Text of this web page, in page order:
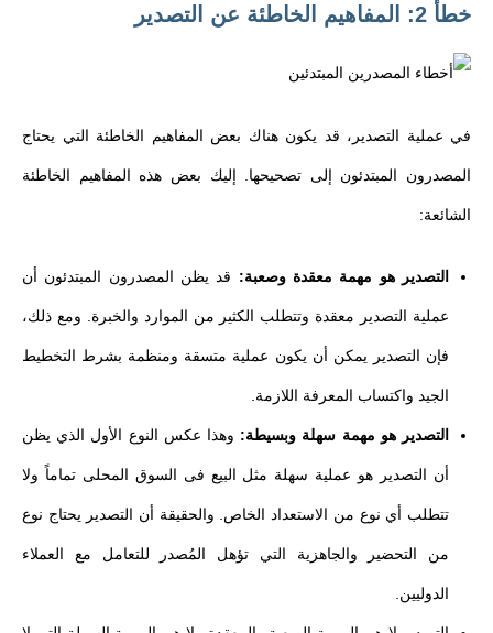
خطأ 2: المفاهيم الخاطئة عن التصدير
في عملية التصدير، قد يكون هناك بعض المفاهيم الخاطئة التي يحتاج
المصدرون المبتدئون إلى تصحيحها. إليك بعض هذه المفاهيم الخاطئة
الشائعة:
التصدير هو مهمة معقدة وصعبة: قد يظن المصدرون المبتدئون أن
عملية التصدير معقدة وتتطلب الكثير من الموارد والخبرة. ومع ذلك،
فإن التصدير يمكن أن يكون عملية متسقة ومنظمة بشرط التخطيط
الجيد واكتساب المعرفة اللازمة.
التصدير هو مهمة سهلة وبسيطة: وهذا عكس النوع الأول الذي يظن
أن التصدير هو عملية سهلة مثل البيع فى السوق المحلى تماماً ولا
تتطلب أي نوع من الاستعداد الخاص. والحقيقة أن التصدير يحتاج نوع
من التحضير والجاهزية التي تؤهل المُصدر للتعامل مع العملاء
الدوليين.